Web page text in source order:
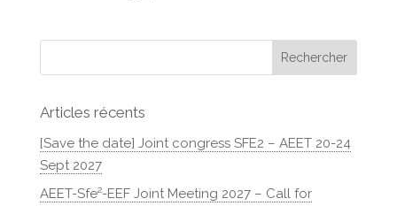
Articles récents
[Save the date] Joint congress SFE2 – AEET 20-24
Sept 2027
AEET-Sfe²-EEF Joint Meeting 2027 – Call for